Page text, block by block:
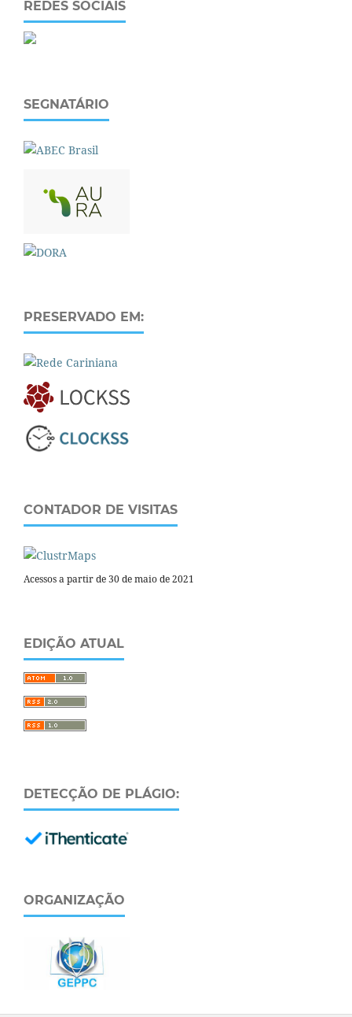
REDES SOCIAIS
SEGNATÁRIO
PRESERVADO EM:
CONTADOR DE VISITAS
Acessos a partir de 30 de maio de 2021
EDIÇÃO ATUAL
DETECÇÃO DE PLÁGIO:
ORGANIZAÇÃO